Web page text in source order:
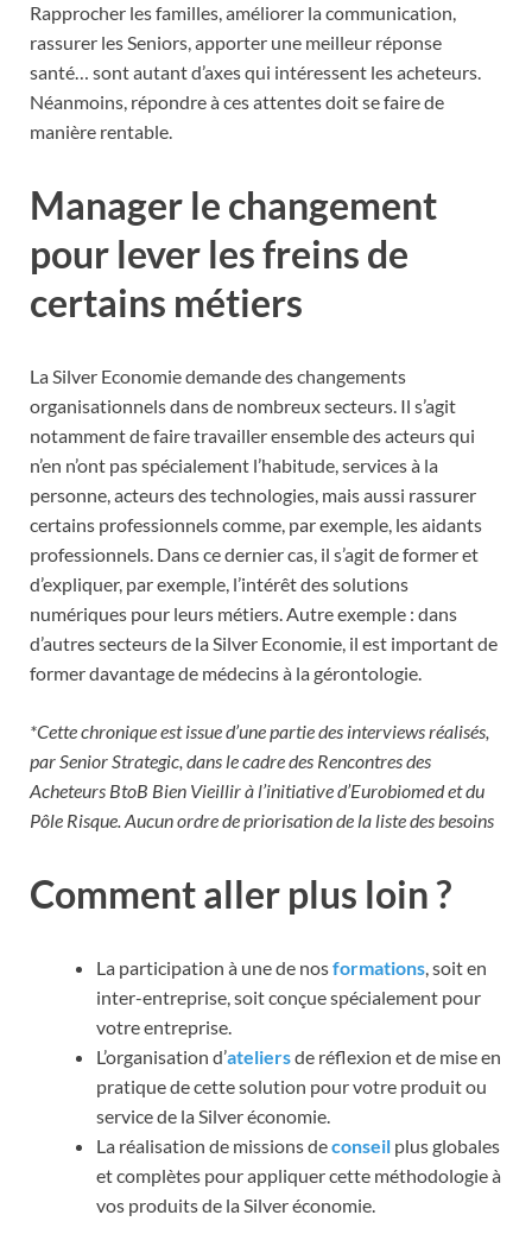
Rapprocher les familles, améliorer la communication,
rassurer les Seniors, apporter une meilleur réponse
santé… sont autant d’axes qui intéressent les acheteurs.
Néanmoins, répondre à ces attentes doit se faire de
manière rentable.
Manager le changement
pour lever les freins de
certains métiers
La Silver Economie demande des changements
organisationnels dans de nombreux secteurs. Il s’agit
notamment de faire travailler ensemble des acteurs qui
n’en n’ont pas spécialement l’habitude, services à la
personne, acteurs des technologies, mais aussi rassurer
certains professionnels comme, par exemple, les aidants
professionnels. Dans ce dernier cas, il s’agit de former et
d’expliquer, par exemple, l’intérêt des solutions
numériques pour leurs métiers. Autre exemple : dans
d’autres secteurs de la Silver Economie, il est important de
former davantage de médecins à la gérontologie.
*Cette chronique est issue d’une partie des interviews réalisés,
par Senior Strategic, dans le cadre des Rencontres des
Acheteurs BtoB Bien Vieillir à l’initiative d’Eurobiomed et du
Pôle Risque. Aucun ordre de priorisation de la liste des besoins
Comment aller plus loin ?
La participation à une de nosformations , soit en
inter-entreprise, soit conçue spécialement pour
votre entreprise.
L’organisation d’ateliersde réflexion et de mise en
pratique de cette solution pour votre produit ou
service de la Silver économie.
La réalisation de missions deconseil plus globales
et complètes pour appliquer cette méthodologie à
vos produits de la Silver économie.